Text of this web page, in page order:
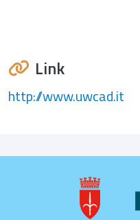
Link
http://www.uwcad.it